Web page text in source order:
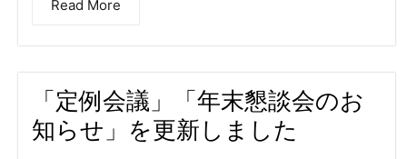
Read More
「定例会議」「年末懇談会のお
知らせ」を更新しました